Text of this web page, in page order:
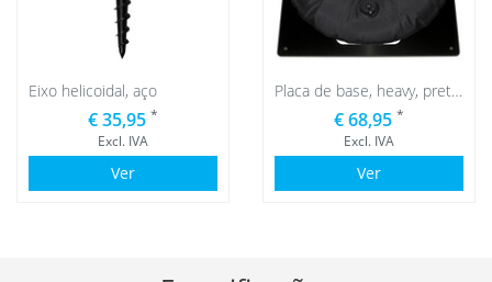
Eixo helicoidal, aço
€ 35,95 *
Excl. IVA
Ver
Placa de base, heavy, preto com saco de água preto
€ 68,95 *
Excl. IVA
Ver